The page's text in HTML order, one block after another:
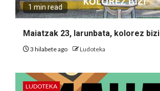
1 min read
Maiatzak 23, larunbata, kolorez bizi
3 hilabete ago Ludoteka
LUDOTEKA